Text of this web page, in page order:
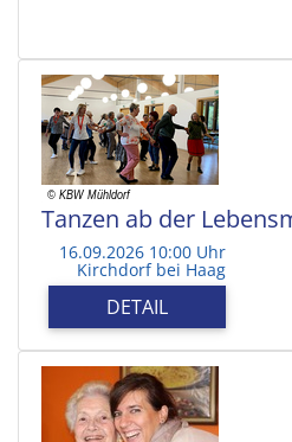
Tanzen ab der
16.09.2026 10:00 Uhr
Kirchdorf bei Haag
DETAIL